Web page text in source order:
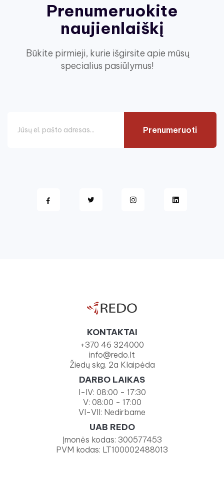
Prenumeruokite
naujienlaiškį
Būkite pirmieji, kurie išgirsite apie mūsų
specialius pasiūlymus!
Prenumeruoti
KONTAKTAI
+370 46 324000
info@redo.lt
Žiedų skg. 2a Klaipėda
DARBO LAIKAS
I-IV: 08:00 - 17:30
V: 08:00 - 17:00
VI-VII: Nedirbame
UAB REDO
Įmonės kodas: 300577453
PVM kodas: LT100002488013